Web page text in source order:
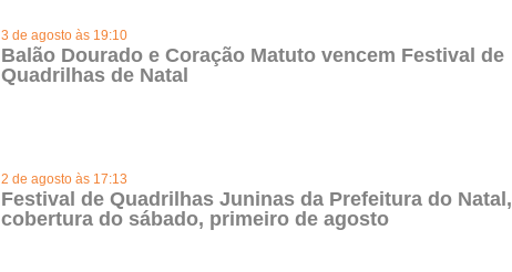
3 de agosto às 19:10
Balão Dourado e Coração Matuto vencem Festival de
Quadrilhas de Natal
2 de agosto às 17:13
Festival de Quadrilhas Juninas da Prefeitura do Natal,
cobertura do sábado, primeiro de agosto